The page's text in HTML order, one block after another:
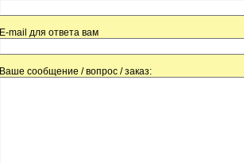
E-mail для ответа вам
Ваше сообщение / вопрос / заказ: